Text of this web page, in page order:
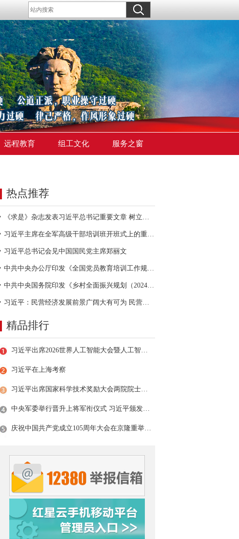
远程教育 组工文化 服务之窗
热点推荐
《求是》杂志发表习近平总书记重要文章 树立和践行正确政绩观
习近平主席在全军高级干部培训班开班式上的重要讲话引领全军开展思想整风、深化政治整训
习近平总书记会见中国国民党主席郑丽文
中共中央办公厅印发《全国党员教育培训工作规划（2024－2028年）》
中共中央国务院印发《乡村全面振兴规划（2024—2027年）》
习近平：民营经济发展前景广阔大有可为 民营企业和民营企业家大显身手正当其时
精品排行
习近平出席2026世界人工智能大会暨人工智能全球治理高级别会议开幕式并发表主旨讲话
习近平在上海考察
习近平出席国家科学技术奖励大会两院院士大会中国科协第十一次全国代表大会并发表重要讲话
中央军委举行晋升上将军衔仪式 习近平颁发命令状并向晋衔的军官表示祝贺
庆祝中国共产党成立105周年大会在京隆重举行 习近平发表重要讲话